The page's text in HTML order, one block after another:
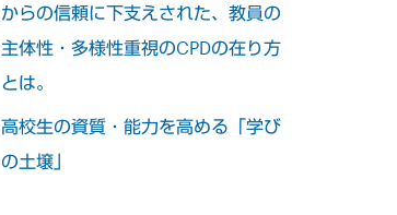
からの信頼に下支えされた、教員の
主体性・多様性重視のCPDの在り方
とは。
高校生の資質・能力を高める「学び
の土壌」